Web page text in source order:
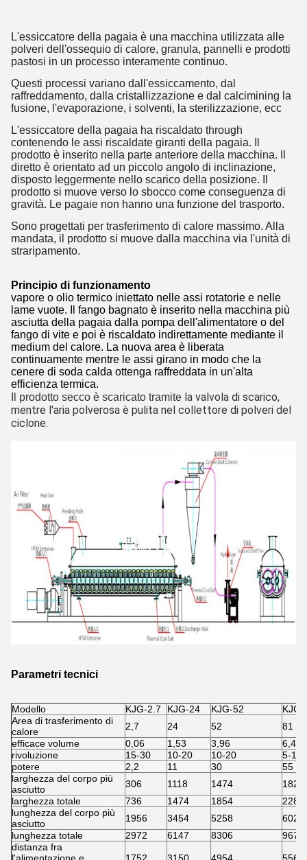
L'essiccatore della pagaia è una macchina utilizzata alle
polveri dell'ossequio di calore, granula, pannelli e prodotti
pastosi in un processo interamente continuo.
Questi processi variano dall'essiccamento, dal
raffreddamento, dalla cristallizzazione e dal calcimining la
fusione, l'evaporazione, i solventi, la sterilizzazione, ecc
L'essiccatore della pagaia ha riscaldato through
contenendo le assi riscaldate giranti della pagaia. Il
prodotto è inserito nella parte anteriore della macchina. Il
diretto è orientato ad un piccolo angolo di inclinazione,
disposto leggermente nello scarico della posizione. Il
prodotto si muove verso lo sbocco come conseguenza di
gravità. Le pagaie non hanno una funzione del trasporto.
Sono progettati per trasferimento di calore massimo. Alla
mandata, il prodotto si muove dalla macchina via l'unità di
straripamento.
Principio di funzionamento
vapore o olio termico iniettato nelle assi rotatorie e nelle
lame vuote. Il fango bagnato è inserito nella macchina più
asciutta della pagaia dalla pompa dell'alimentatore o del
fango di vite e poi è riscaldato indirettamente mediante il
medium del calore. La nuova area è liberata
continuamente mentre le assi girano in modo che la
cenere di soda calda ottenga raffreddata in un'alta
efficienza termica.
Il prodotto secco è scaricato tramite la valvola di scarico,
mentre l'aria polverosa è pulita nel collettore di polveri del
ciclone.
Parametri tecnici
Modello KJG-2.7 KJG-24 KJG-52
KJG-
Area di trasferimento di
calore
2,7 24 52
81
efficace volume
0,06 1,53 3,96
6,43
rivoluzione
15-30 10-20 10-20
5-15
potere
2,2 11 30
55
larghezza del corpo più
asciutto
306 1118 1474
1828
larghezza totale
736 1474 1854
2286
lunghezza del corpo più
asciutto
1956 3454 5258
6020
lunghezza totale
2972 6147 8306
9678
distanza fra
l'alimentazione e
1752 3150 4954 5562